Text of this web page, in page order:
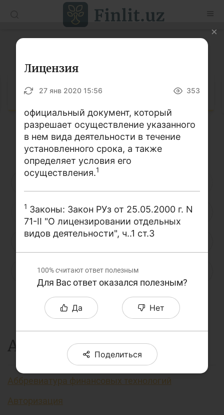
Рус
Статьи
Учебные материалы
Глоссарий
Книги по финансовой грамотности
Видео
Проекты
Фотогалерея
О проекте
Карта сайта
Глоссарий
Кириллица Латиница
Ж З И Й К Л
О
Х Ц Ч Ш
Ю ...
А
Аббревиатура финансовых технологий
Авторизация
Лицензия
27 янв 2020 15:56 353
официальный документ, который
разрешает осуществление указанного
в нем вида деятельности в течение
установленного срока, а также
определяет условия его
осуществления.1
1 Законы: Закон РУз от 25.05.2000 г. N
71-II "О лицензировании отдельных
видов деятельности", ч..1 ст.3
100%считают ответ полезным
Для Вас ответ оказался полезным?
Да Нет
Поделиться